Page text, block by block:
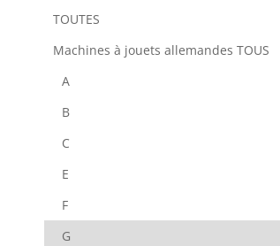
TOUTES
Machines à jouets allemandes TOUS
A
B
C
E
F
G